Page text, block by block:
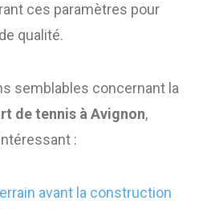
ces paramètres pour
qualité.
semblables concernant la
de tennis à Avignon,
:
avant la construction